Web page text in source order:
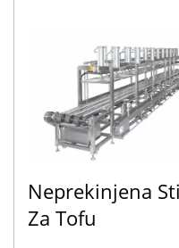
Neprekinjena
Za Tofu